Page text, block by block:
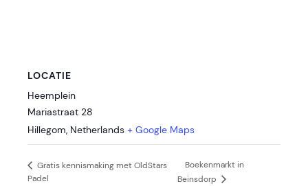
LOCATIE
Heemplein
Mariastraat 28
Hillegom, Netherlands + Google Maps
Gratis kennismaking met OldStars
Padel
Boekenmarkt in
Beinsdorp